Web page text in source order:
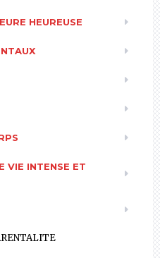
HEUREUSE
VIE INTENSE ET